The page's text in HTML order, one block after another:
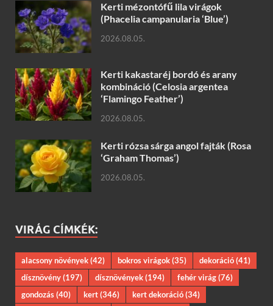
Kerti mézontófű lila virágok
(Phacelia campanularia ‘Blue’)
2026.08.05.
Kerti kakastaréj bordó és arany
kombináció (Celosia argentea
‘Flamingo Feather’)
2026.08.05.
Kerti rózsa sárga angol fajták (Rosa
‘Graham Thomas’)
2026.08.05.
VIRÁG CÍMKÉK:
alacsony növények(42) bokros virágok(35) dekoráció(41)
dísznövény(197) dísznövények(194) fehér virág(76)
gondozás(40) kert(346) kert dekoráció(34)